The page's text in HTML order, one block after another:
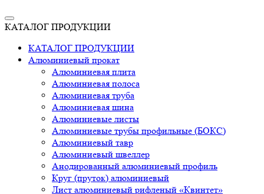
КАТАЛОГ ПРОДУКЦИИ
КАТАЛОГ ПРОДУКЦИИ
Алюминиевый прокат
Алюминиевая плита
Алюминиевая полоса
Алюминиевая труба
Алюминиевая шина
Алюминиевые листы
Алюминиевые трубы профильные (БОКС)
Алюминиевый тавр
Алюминиевый швеллер
Анодированный алюминиевый профиль
Круг (пруток) алюминиевый
Лист алюминиевый рифленый «Квинтет»